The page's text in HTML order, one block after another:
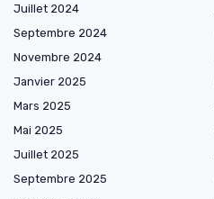
Juillet 2024
Septembre 2024
Novembre 2024
Janvier 2025
Mars 2025
Mai 2025
Juillet 2025
Septembre 2025